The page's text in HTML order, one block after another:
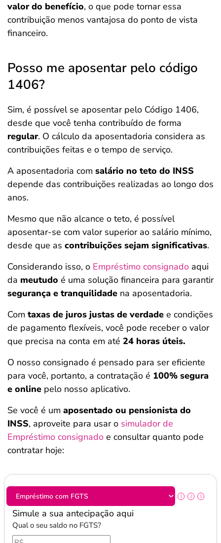
valor do benefício, o que pode tornar essa
contribuição menos vantajosa do ponto de vista
financeiro.
Posso me aposentar pelo código
1406?
Sim, é possível se aposentar pelo Código 1406,
desde que você tenha contribuído de forma
regular. O cálculo da aposentadoria considera as
contribuições feitas e o tempo de serviço.
A aposentadoria com salário no teto do INSS
depende das contribuições realizadas ao longo dos
anos.
Mesmo que não alcance o teto, é possível
aposentar-se com valor superior ao salário mínimo,
desde que as contribuições sejam significativas.
Considerando isso, o Empréstimo consignado aqui
da meutudo é uma solução financeira para garantir
segurança e tranquilidade na aposentadoria.
Com taxas de juros justas de verdade e condições
de pagamento flexíveis, você pode receber o valor
que precisa na conta em até 24 horas úteis.
O nosso consignado é pensado para ser eficiente
para você, portanto, a contratação é 100% segura
e online pelo nosso aplicativo.
Se você é um aposentado ou pensionista do
INSS, aproveite para usar o simulador de
Empréstimo consignado e consultar quanto pode
contratar hoje:
Simule a sua antecipação aqui
Qual o seu saldo no FGTS?